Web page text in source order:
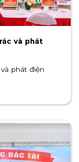
và phát
phát điện